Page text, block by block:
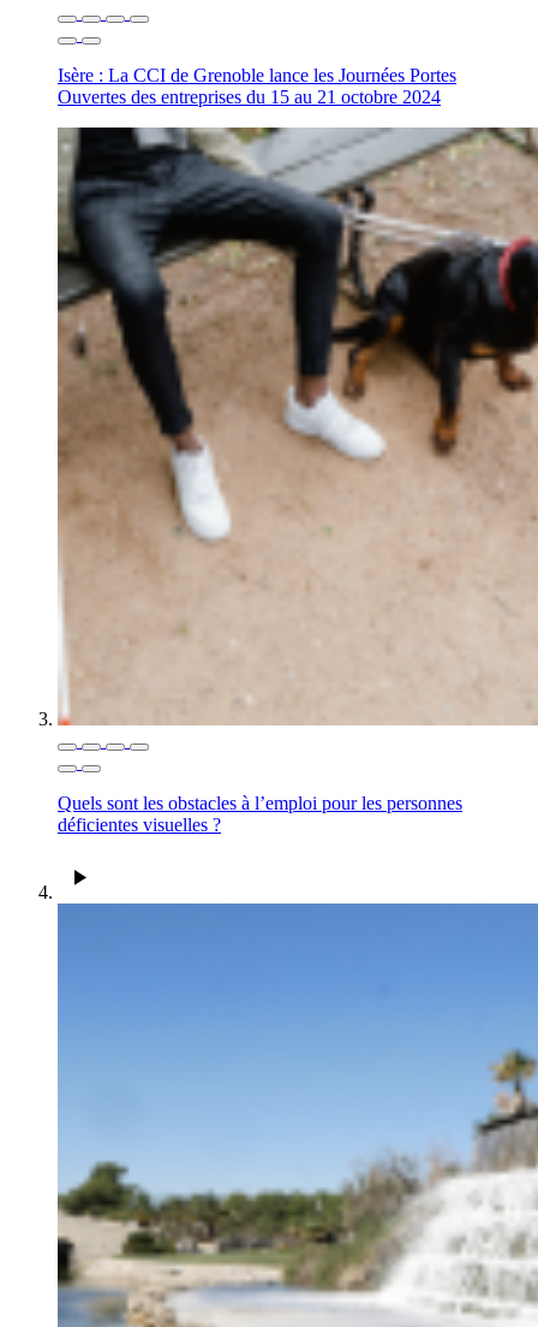
Isère : La CCI de Grenoble lance les Journées Portes
Ouvertes des entreprises du 15 au 21 octobre 2024
Quels sont les obstacles à l’emploi pour les personnes
déficientes visuelles ?